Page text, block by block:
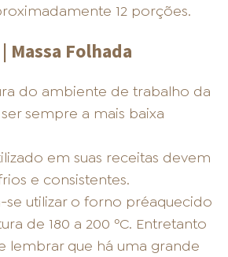
12 porções.
Massa Folhada
do ambiente de trabalho da
sempre a mais baixa
em suas receitas devem
e consistentes.
se utilizar o forno préaquecido
de 180 a 200 ºC. Entretanto
lembrar que há uma grande